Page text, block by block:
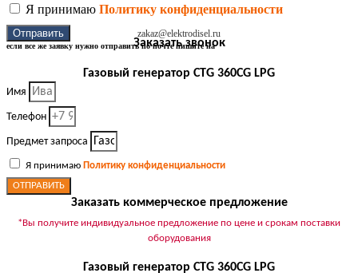
Я принимаю Политику конфиденциальности
Отправить
если все же заявку нужно отправить по почте пишите на
zakaz@elektrodisel.ru
Заказать звонок
Газовый генератор CTG 360CG LPG
Имя
Телефон
Предмет запроса
Я принимаю Политику конфиденциальности
ОТПРАВИТЬ
Заказать коммерческое предложение
*Вы получите индивидуальное предложение по цене и срокам поставки
оборудования
Газовый генератор CTG 360CG LPG